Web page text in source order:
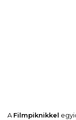
AFilmpiknikkel